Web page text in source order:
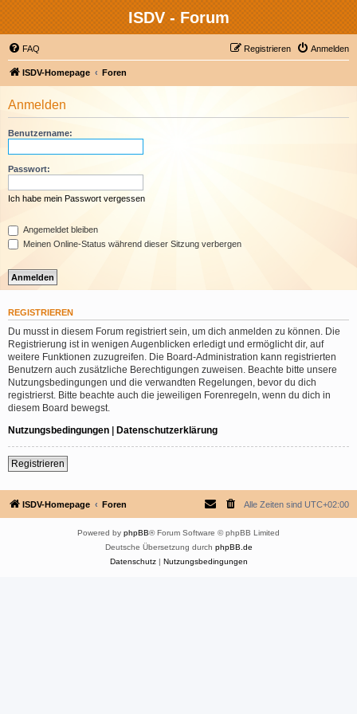
ISDV - Forum
FAQ Anmelden
Registrieren
ISDV-Homepage Foren
Anmelden
Benutzername:
Passwort:
Ich habe mein Passwort vergessen
Angemeldet bleiben
Meinen Online-Status während dieser Sitzung verbergen
REGISTRIEREN
Du musst in diesem Forum registriert sein, um dich anmelden zu können. Die
Registrierung ist in wenigen Augenblicken erledigt und ermöglicht dir, auf
weitere Funktionen zuzugreifen. Die Board-Administration kann registrierten
Benutzern auch zusätzliche Berechtigungen zuweisen. Beachte bitte unsere
Nutzungsbedingungen und die verwandten Regelungen, bevor du dich
registrierst. Bitte beachte auch die jeweiligen Forenregeln, wenn du dich in
diesem Board bewegst.
Nutzungsbedingungen | Datenschutzerklärung
Registrieren
ISDV-Homepage Foren Alle Zeiten sind UTC+02:00
Powered by phpBB® Forum Software © phpBB Limited
Deutsche Übersetzung durch phpBB.de
Datenschutz| Nutzungsbedingungen